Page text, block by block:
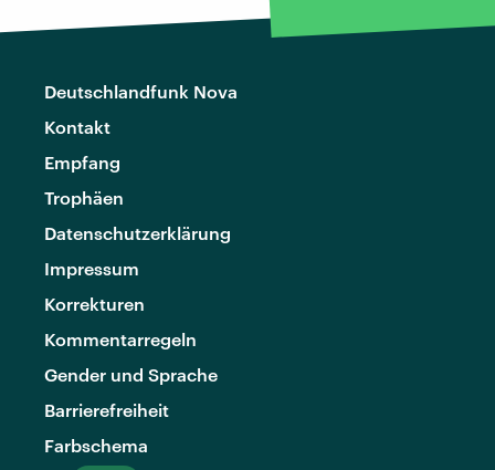
Deutschlandfunk Nova
Kontakt
Empfang
Trophäen
Datenschutzerklärung
Impressum
Korrekturen
Kommentarregeln
Gender und Sprache
Barrierefreiheit
Farbschema